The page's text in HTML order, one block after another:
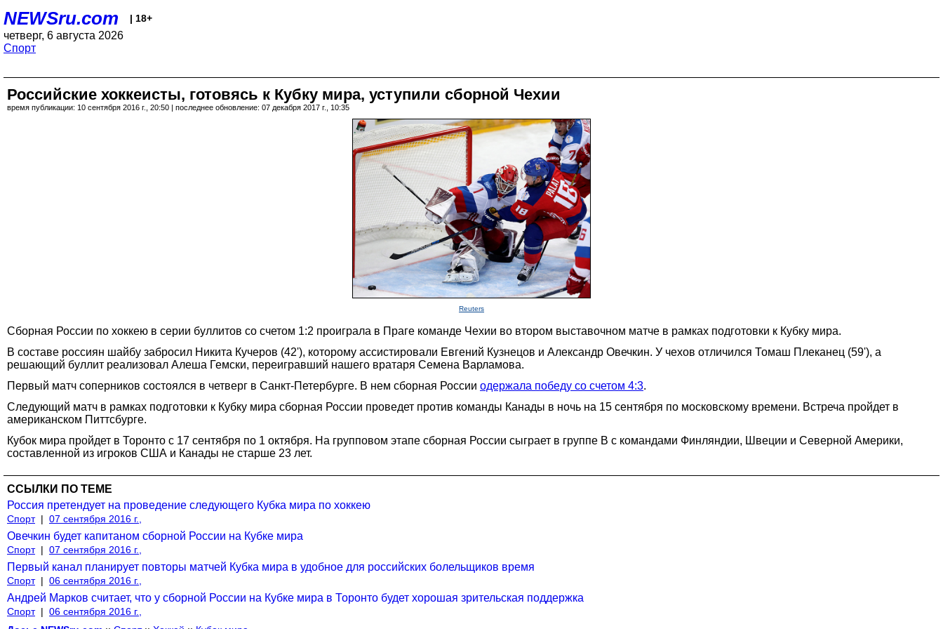
NEWSru.com | 18+
четверг, 6 августа 2026
Спорт
Российские хоккеисты, готовясь к Кубку мира, уступили сборной Чехии
время публикации: 10 сентября 2016 г., 20:50 | последнее обновление: 07 декабря 2017 г., 10:35
Reuters
Сборная России по хоккею в серии буллитов со счетом 1:2 проиграла в Праге команде Чехии во втором выставочном матче в рамках подготовки к Кубку мира.
В составе россиян шайбу забросил Никита Кучеров (42'), которому ассистировали Евгений Кузнецов и Александр Овечкин. У чехов отличился Томаш Плеканец (59'), а
решающий буллит реализовал Алеша Гемски, переигравший нашего вратаря Семена Варламова.
Первый матч соперников состоялся в четверг в Санкт-Петербурге. В нем сборная России одержала победу со счетом 4:3.
Следующий матч в рамках подготовки к Кубку мира сборная России проведет против команды Канады в ночь на 15 сентября по московскому времени. Встреча пройдет в
американском Питтсбурге.
Кубок мира пройдет в Торонто с 17 сентября по 1 октября. На групповом этапе сборная России сыграет в группе B с командами Финляндии, Швеции и Северной Америки,
составленной из игроков США и Канады не старше 23 лет.
ССЫЛКИ ПО ТЕМЕ
Россия претендует на проведение следующего Кубка мира по хоккею
Спорт | 07 сентября 2016 г.,
Овечкин будет капитаном сборной России на Кубке мира
Спорт | 07 сентября 2016 г.,
Первый канал планирует повторы матчей Кубка мира в удобное для российских болельщиков время
Спорт | 06 сентября 2016 г.,
Андрей Марков считает, что у сборной России на Кубке мира в Торонто будет хорошая зрительская поддержка
Спорт | 06 сентября 2016 г.,